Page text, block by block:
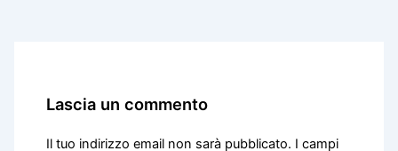
Lascia un commento
Il tuo indirizzo email non sarà pubblicato. I campi